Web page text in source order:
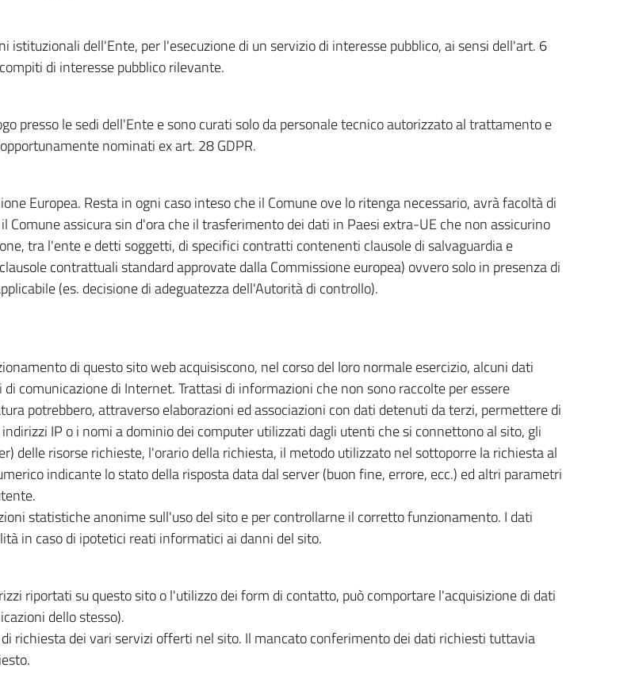
dell'Ente, per l'esecuzione di un servizio di interesse pubblico, ai sensi dell'art. 6
di interesse pubblico rilevante.
presso le sedi dell'Ente e sono curati solo da personale tecnico autorizzato al trattamento e
nominati ex art. 28 GDPR.
Europea. Resta in ogni caso inteso che il Comune ove lo ritenga necessario, avrà facoltà di
Comune assicura sin d'ora che il trasferimento dei dati in Paesi extra-UE che non assicurino
tra l'ente e detti soggetti, di specifici contratti contenenti clausole di salvaguardia e
contrattuali standard approvate dalla Commissione europea) ovvero solo in presenza di
(es. decisione di adeguatezza dell'Autorità di controllo).
di questo sito web acquisiscono, nel corso del loro normale esercizio, alcuni dati
comunicazione di Internet. Trattasi di informazioni che non sono raccolte per essere
potrebbero, attraverso elaborazioni ed associazioni con dati detenuti da terzi, permettere di
IP o i nomi a dominio dei computer utilizzati dagli utenti che si connettono al sito, gli
delle risorse richieste, l'orario della richiesta, il metodo utilizzato nel sottoporre la richiesta al
indicante lo stato della risposta data dal server (buon fine, errore, ecc.) ed altri parametri
statistiche anonime sull'uso del sito e per controllarne il corretto funzionamento. I dati
in caso di ipotetici reati informatici ai danni del sito.
riportati su questo sito o l'utilizzo dei form di contatto, può comportare l'acquisizione di dati
dello stesso).
richiesta dei vari servizi offerti nel sito. Il mancato conferimento dei dati richiesti tuttavia